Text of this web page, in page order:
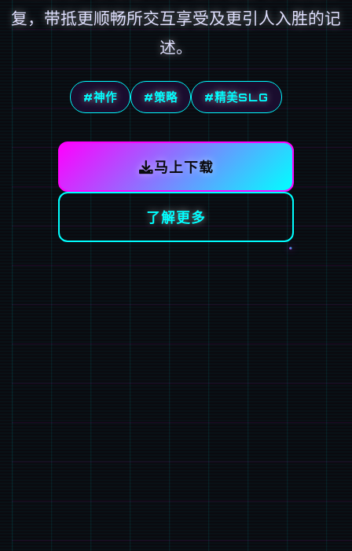
复，带抵更顺畅所交互享受及更引人入胜的记
述。
#神作 #策略 #精美SLG
马上下载
了解更多